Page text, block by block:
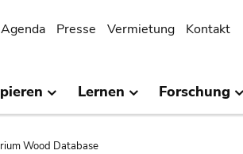
Agenda Presse Vermietung Kontakt
Lernen Forschung
Wood Database